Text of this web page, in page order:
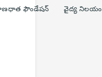
ఫౌండేషన్ వైద్య నిలయం